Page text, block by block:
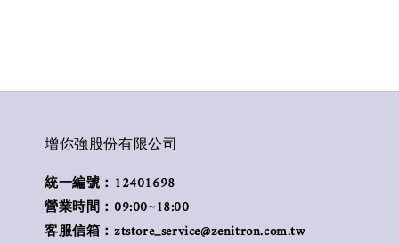
增你強股份有限公司
統一編號：12401698
營業時間：09:00~18:00
客服信箱：ztstore_service@zenitron.com.tw